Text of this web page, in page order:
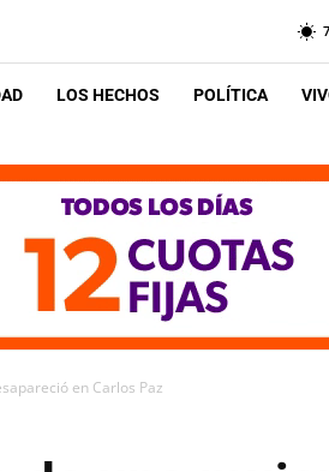
LOS HECHOS POLÍTICA
en Carlos Paz